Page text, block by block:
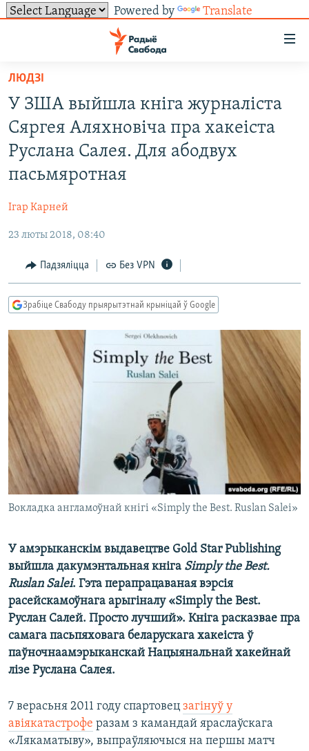
Powered by Translate
ўнівэрсальнага
доступу
Перайсьці
да
галоўнага
зьместу
Перайсьці
да
галоўнай
навігацыі
Перайсьці
пошуку
ЭКАНОМІКА
ВАЙНА
БЕЛАРУСЫ НА ВАЙНЕ
КУЛЬТУРА
КАЛЯНДАР
ПАДКАСТЫ
КНІГІ
АЎДЫЁКНІГІ
МОВА
НА ХВАЛЯХ СВАБОДЫ
СУВЯЗЬ
ПАДКАСТЫ
FACEBOOK
TWITTER
САЧЫЦЕ ЗА АБНАЎЛЕНЬНЯМІ
Усе сайты РС/РСЭ
ЛЮДЗІ
У ЗША выйшла кніга журналіста
Сяргея Аляхновіча пра хакеіста
Руслана Салея. Для абодвух
пасьмяротная
Ігар Карней
23 люты 2018, 08:40
Падзяліцца Без VPN
Зрабіце Свабоду прыярытэтнай крыніцай ў Google
Вокладка англамоўнай кнігі «Simply the Best. Ruslan Salei»
У амэрыканскім выдавецтве Gold Star Publishing
выйшла дакумэнтальная кніга Simply the Best.
Ruslan Salei. Гэта перапрацаваная вэрсія
расейскамоўнага арыгіналу «Simply the Best.
Руслан Салей. Просто лучший». Кніга расказвае пра
самага пасьпяховага беларускага хакеіста ў
паўночнаамэрыканскай Нацыянальнай хакейнай
лізе Руслана Салея.
7 верасьня 2011 году спартовец загінуў у
авіякатастрофе разам з камандай яраслаўскага
«Лякаматыву», выпраўляючыся на першы матч